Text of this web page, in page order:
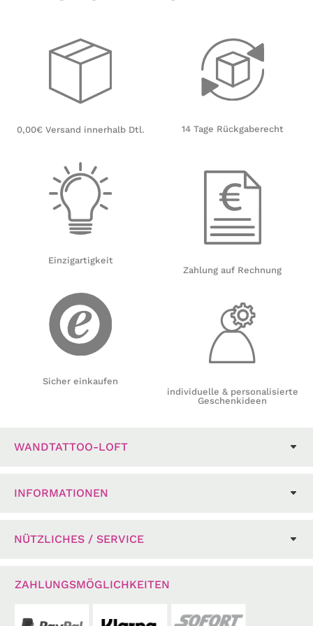
0,00€ Versand innerhalb Dtl.
Einzigartigkeit
Sicher einkaufen
14 Tage Rückgaberecht
Zahlung auf Rechnung
individuelle & personalisierte
Geschenkideen
WANDTATTOO-LOFT
INFORMATIONEN
NÜTZLICHES / SERVICE
ZAHLUNGSMÖGLICHKEITEN